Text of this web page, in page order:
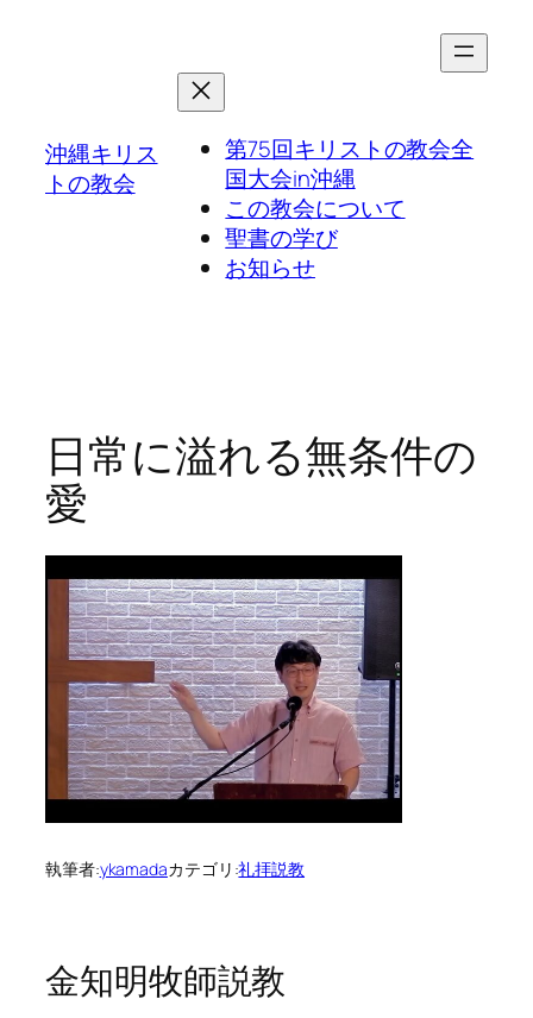
沖縄キリス
トの教会
第75回キリストの教会全
国大会in沖縄
この教会について
聖書の学び
お知らせ
日常に溢れる無条件の
愛
執筆者:ykamadaカテゴリ:礼拝説教
金知明牧師説教